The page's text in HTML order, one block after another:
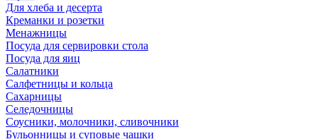
Для хлеба и десерта
Креманки и розетки
Менажницы
Посуда для сервировки стола
Посуда для яиц
Салатники
Салфетницы и кольца
Сахарницы
Селедочницы
Соусники, молочники, сливочники
Бульонницы и суповые чашки